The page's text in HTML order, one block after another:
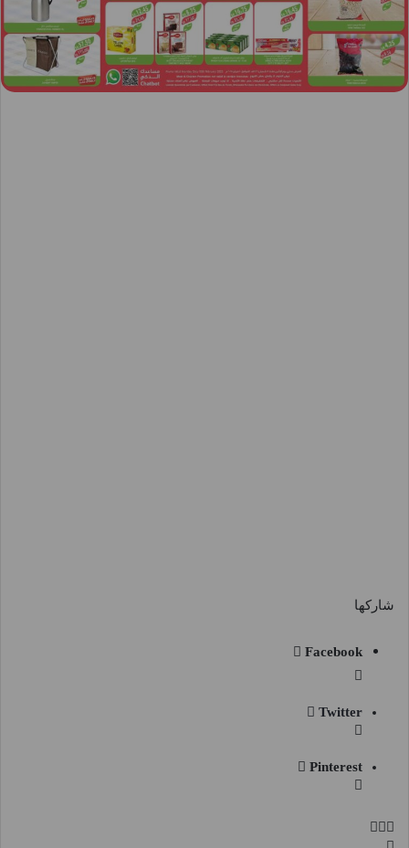
شاركها
Facebook
Twitter
Pinterest